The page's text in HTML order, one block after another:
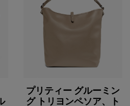
プリティー グルーミン
グ トリヨンペソア、ト